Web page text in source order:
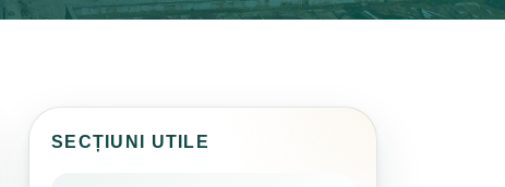
SECȚIUNI UTILE